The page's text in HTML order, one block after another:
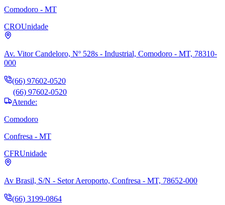
Comodoro - MT
CROUnidade
Av. Vitor Candeloro, Nº 528s - Industrial, Comodoro - MT, 78310-
000
(66) 97602-0520
(66) 97602-0520
Atende:
Comodoro
Confresa - MT
CFRUnidade
Av Brasil, S/N - Setor Aeroporto, Confresa - MT, 78652-000
(66) 3199-0864